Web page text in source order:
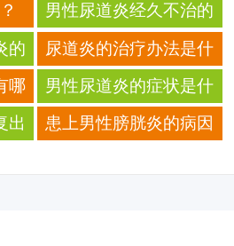
男性尿道炎经久不治的
危害是什么？
的
尿道炎的治疗办法是什
么呢？
哪
男性尿道炎的症状是什
么呢！
出
患上男性膀胱炎的病因